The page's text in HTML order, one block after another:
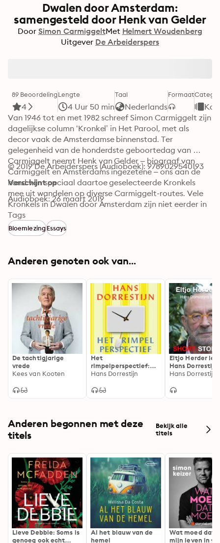
Dwalen door Amsterdam:
samengesteld door Henk van Gelder
Door Simon CarmiggeltMet Helmert Woudenberg
Uitgever De Arbeiderspers
89 Beoordeling
4
Lengte
4 Uur 50 min
Taal
Nederlands
Formaat
Van 1946 tot en met 1982 schreef Simon Carmiggelt zijn
dagelijkse column ‘Kronkel’ in Het Parool, met als
decor vaak de Amsterdamse binnenstad. Ter
gelegenheid van de honderdste geboortedag van
Carmiggelt neemt Henk van Gelder – biograaf van
Carmiggelt en Amsterdams ingezetene – ons aan de
hand van speciaal daartoe geselecteerde Kronkels
mee uit wandelen op diverse Carmiggelt-routes. Vele
Kronkels in Dwalen door Amsterdam zijn niet eerder in
boekvorm gepubliceerd. Met zijn subtiel geschreven,
hilarische en tragikomische verhaaltjes, – gedrenkt in
ironie en melancholie – legt Carmiggelt messcherp het
© 2019 De Arbeiderspers (Audioboek): 9789029540193
Verschijnt op
Audioboek: 26 maart 2019
Tags
BloemlezingEssays
Anderen genoten ook van...
De tachtigjarige
vrede
Kees van Kooten
Het
rimpelperspectief:
Hoe overleef ik mijn
Hans Dorrestijn
Eltjo Herder
Hans
en leed
Hans Dorrestijn
Anderen begonnen met deze
titels
Bekijk alle
titels
Lieve Debbie: Soms is
genoeg ook echt
Al het blauw van de
hemel
Wat moed dat
mijn leven in